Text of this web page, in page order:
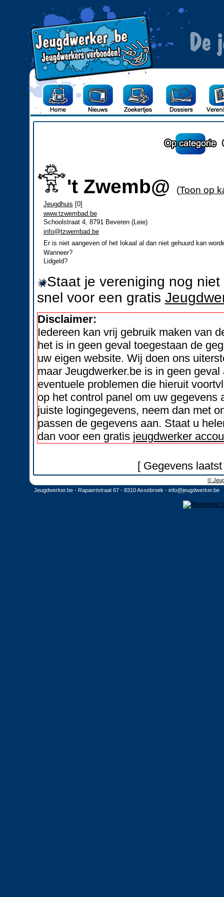
't Zwemb@ (Toon op
Jeugdhuis [0]
www.tzwembad.be
Schoolstraat 4, 8791 Beveren (Leie)
info@tzwembad.be
Er is niet aangeven of het lokaal al dan niet gehuurd kan
Wanneer?
Lidgeld?
Staat je vereniging nog
snel voor een gratis
Disclaimer:
Iedereen kan vrij gebruik maken van
het is in geen geval toegestaan de
uw eigen website. Wij doen ons
maar Jeugdwerker.be is in geen
eventuele problemen die hieruit
op het control panel om uw
juiste logingegevens, neem dan met
passen de gegevens aan. Staat u
dan voor een gratis jeugdwerker
[ Gegevens
©
Jeugdwerker.be - Rapaertstraat 67 - 8310 Assebroek - info@jeugdwerker.be